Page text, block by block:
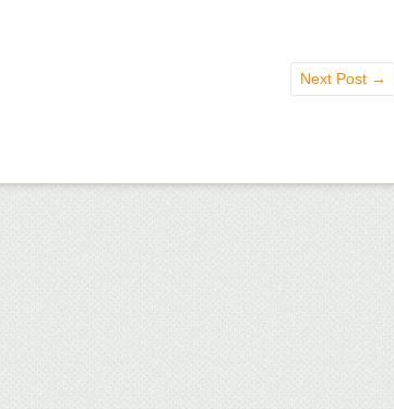
Next Post →